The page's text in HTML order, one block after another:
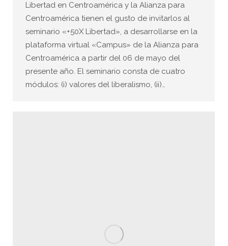
Libertad en Centroamérica y la Alianza para
Centroamérica tienen el gusto de invitarlos al
seminario «+50X Libertad», a desarrollarse en la
plataforma virtual «Campus» de la Alianza para
Centroamérica a partir del 06 de mayo del
presente año. El seminario consta de cuatro
módulos: (i) valores del liberalismo, (ii)…